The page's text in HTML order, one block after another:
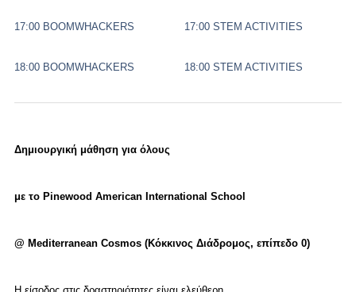
17:00 BOOMWHACKERS
18:00 BOOMWHACKERS
17:00 STEM ACTIVITIES
18:00 STEM ACTIVITIES
Δημιουργική μάθηση για όλους
με το Pinewood American International School
@ Mediterranean Cosmos (Κόκκινος Διάδρομος, επίπεδο 0)